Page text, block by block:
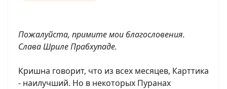
Пожалуйста, примите мои благословения.
Слава Шриле Прабхупаде.
Кришна говорит, что из всех месяцев, Карттика
- наилучший. Но в некоторых Пуранах